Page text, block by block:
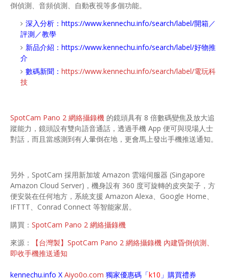
倒偵測、音頻偵測、自動夜視等多個功能。
深入分析： https://www.kennechu.info/search/label/開箱／
評測／教學
新品介紹： https://www.kennechu.info/search/label/好物推
介
數碼新聞： https://www.kennechu.info/search/label/電玩科
技
SpotCam Pano 2 網絡攝錄機 的鏡頭具有 8 倍數碼變焦及放大追
蹤能力，鏡頭設有雙向語音通話，透過手機 App 便可與現場人士
對話，而且當感測到有人暈倒在地，更會馬上發出手機推送通知。
另外，SpotCam 採用新加坡 Amazon 雲端伺服器 (Singapore
Amazon Cloud Server)，機身設有 360 度可旋轉的皮夾架子，方
便安裝在任何地方，系統支援 Amazon Alexa、Google Home、
IFTTT、Conrad Connect 等智能家居。
購買： SpotCam Pano 2 網絡攝錄機
來源：
【台灣製】SpotCam Pano 2 網絡攝錄機 內建昏倒偵測、
即收手機推送通知
kennechu.info X Aiyo0o.com 獨家優惠碼「k10 」購買禮券